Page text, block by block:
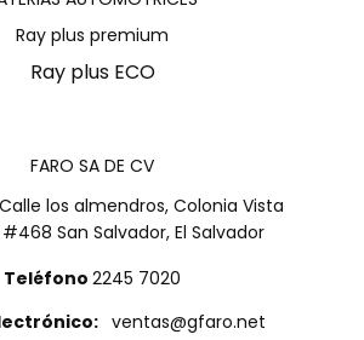
Ray plus premium
Ray plus ECO
FARO SA DE CV
Calle los almendros, Colonia Vista
San Salvador, El Salvador
Teléfono 2245 7020
ventas@gfaro.net